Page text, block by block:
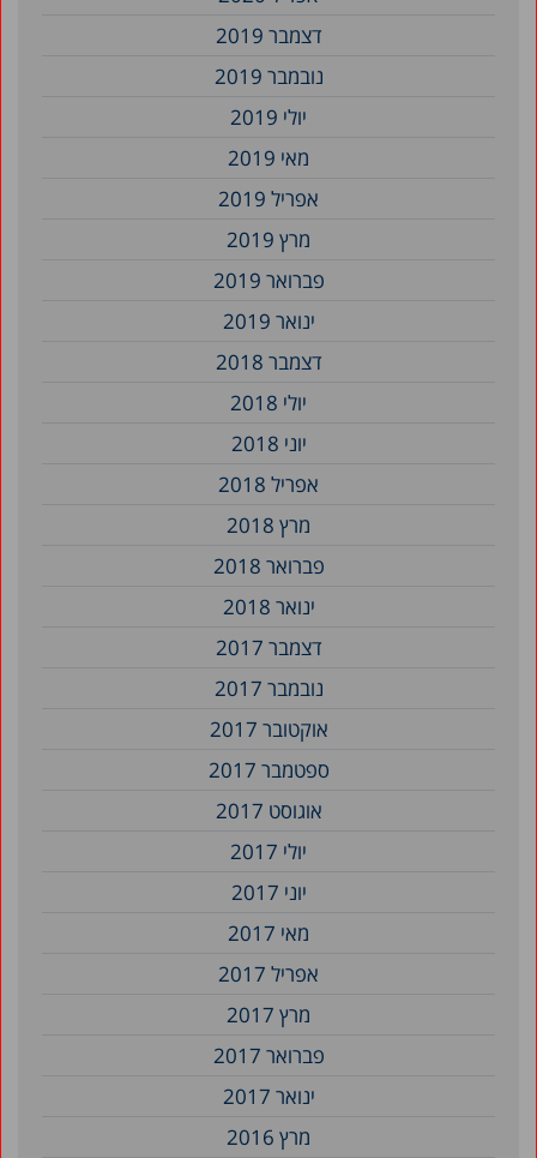
דצמבר 2019
נובמבר 2019
יולי 2019
מאי 2019
אפריל 2019
מרץ 2019
פברואר 2019
ינואר 2019
דצמבר 2018
יולי 2018
יוני 2018
אפריל 2018
מרץ 2018
פברואר 2018
ינואר 2018
דצמבר 2017
נובמבר 2017
אוקטובר 2017
ספטמבר 2017
אוגוסט 2017
יולי 2017
יוני 2017
מאי 2017
אפריל 2017
מרץ 2017
פברואר 2017
ינואר 2017
מרץ 2016